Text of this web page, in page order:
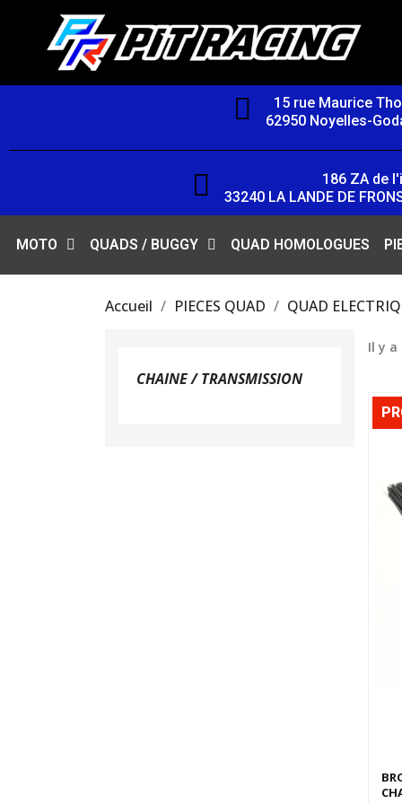
15 rue Maurice
62950 Noyelles-
186 ZA de
33240 LA LANDE DE
MOTO QUADS / BUGGY QUAD HOMOLOGUES
Accueil PIECES QUAD QUAD
CHAINE / TRANSMISSION
Il y a